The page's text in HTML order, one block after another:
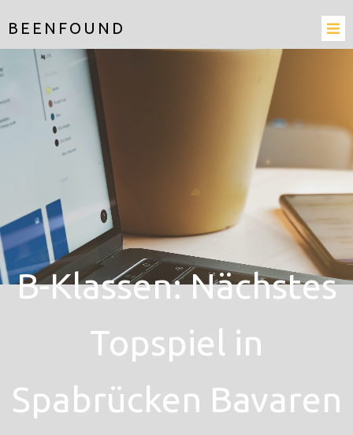
BEENFOUND
B-Klassen: Nächstes
Topspiel in
Spabrücken Bavaren